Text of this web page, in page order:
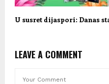
U susret dijaspori: Danas
LEAVE A COMMENT